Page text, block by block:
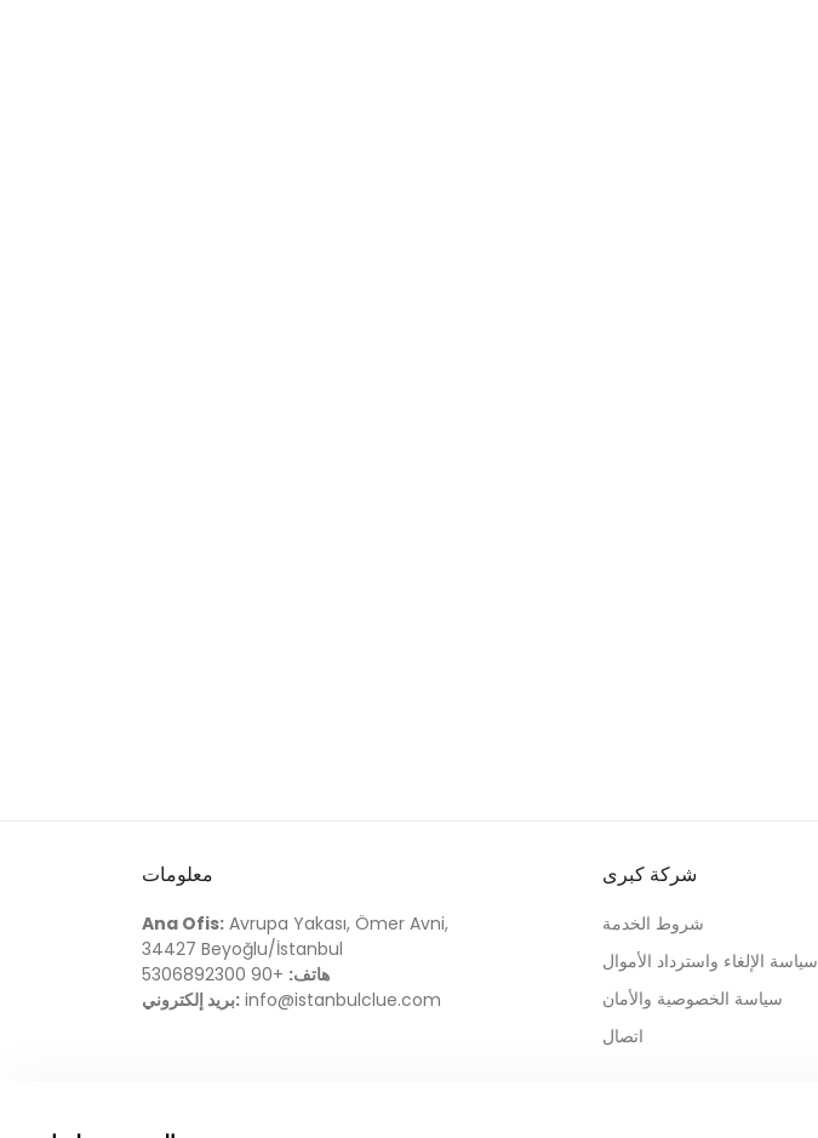
معلومات
Ana Ofis: Avrupa Yakası, Ömer Avni,
34427 Beyoğlu/İstanbul
هاتف: +90 5306892300
بريد إلكتروني: info@istanbulclue.com
شركة كبرى
شروط الخدمة
سياسة الإلغاء واسترداد الأموال
سياسة الخصوصية والأمان
اتصال